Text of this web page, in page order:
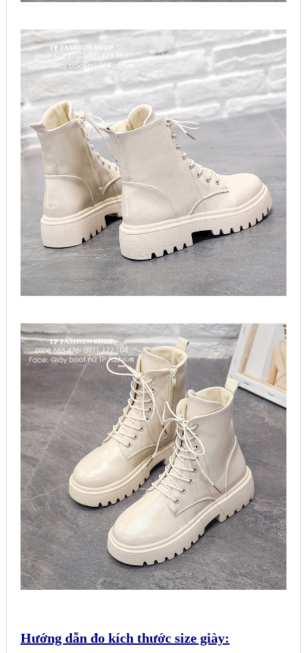
Hướng dẫn đo kích thước size giày: